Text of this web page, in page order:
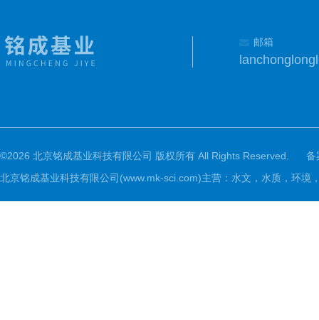
邮箱
©2026 北京铭成基业科技有限公司 版权所有 All Rights Reserved.
备
北京铭成基业科技有限公司(www.mk-sci.com)主营：水文，水质，环境